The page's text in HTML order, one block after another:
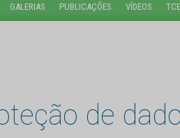
GALERIAS PUBLICAÇÕES VÍDEOS
de